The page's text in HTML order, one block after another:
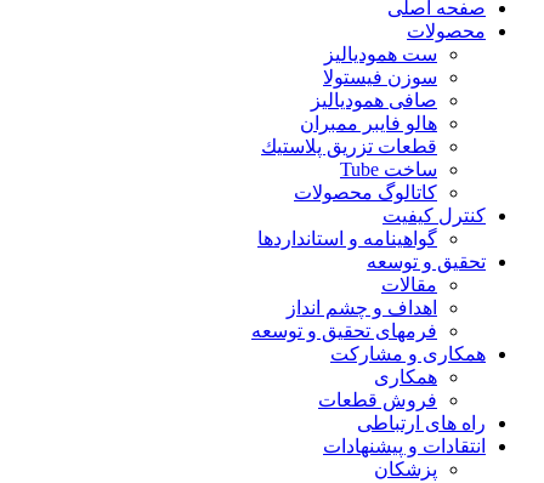
صفحه اصلی
محصولات
ست همودیالیز
سوزن فیستولا
صافی همودیالیز
هالو فایبر ممبران
قطعات تزريق پلاستيك
ساخت Tube
کاتالوگ محصولات
کنترل کیفیت
گواهينامه و استانداردها
تحقيق و توسعه
مقالات
اهداف و چشم انداز
فرمهای تحقیق و توسعه
همکاری و مشارکت
همکاری
فروش قطعات
راه های ارتباطی
انتقادات و پيشنهادات
پزشكان